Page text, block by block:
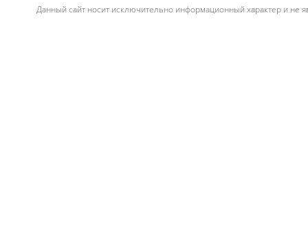
Данный сайт носит исключительно информационный характер и не